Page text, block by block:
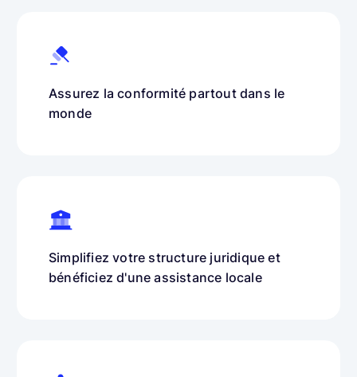
Assurez la conformité partout dans le
monde
Simplifiez votre structure juridique et
bénéficiez d'une assistance locale